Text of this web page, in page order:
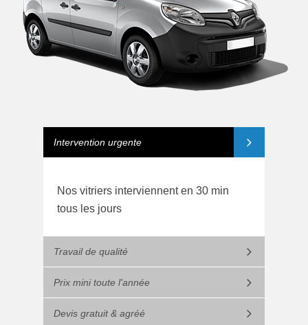
Intervention urgente
Nos vitriers interviennent en 30 min
tous les jours
Travail de qualité
Prix mini toute l'année
Devis gratuit & agréé